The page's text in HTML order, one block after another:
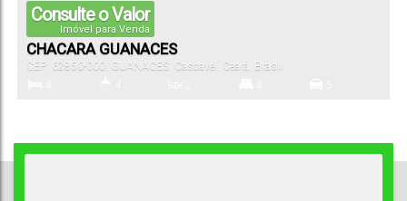
Consulte o Valor
Imóvel para Venda
CHACARA GUANACES
CEP: 62850-000 GUANACES Cascavel Ceará
Brasil